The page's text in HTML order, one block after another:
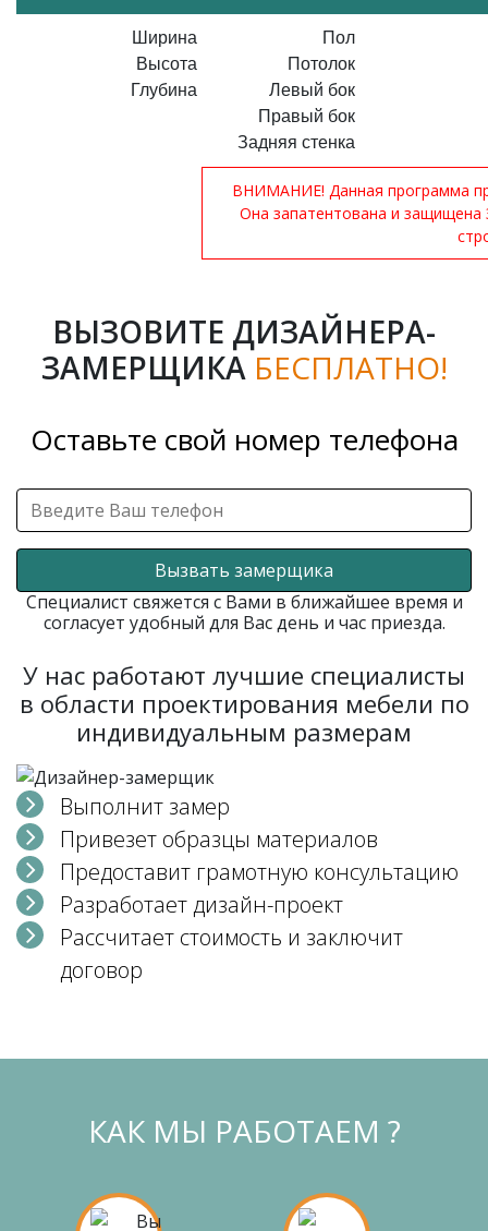
Ширина
Высота
Глубина
Пол
Потолок
Левый бок
Правый бок
Задняя стенка
ВНИМАНИЕ! Данная программа
Она запатентована и
ВЫЗОВИТЕ ДИЗАЙНЕРА-
ЗАМЕРЩИКА БЕСПЛАТНО!
Оставьте свой номер телефона
Вызвать замерщика
Специалист свяжется с Вами в ближайшее время и
согласует удобный для Вас день и час приезда.
У нас работают лучшие специалисты
в области проектирования мебели по
индивидуальным размерам
Выполнит замер
Привезет образцы материалов
Предоставит грамотную консультацию
Разработает дизайн-проект
Рассчитает стоимость и заключит
договор
КАК МЫ РАБОТАЕМ ?